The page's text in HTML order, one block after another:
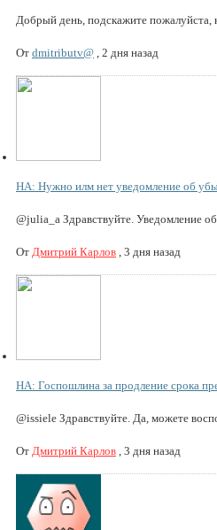
Добрый день, подскажите пожалуйста,
От dmitributv@ 2 дня назад
НА: Нужно илм нет уведомление об
@julia_a Здравствуйте. Уведомление об
От Дмитрий Карлов 3 дня назад
НА: Госпошлина за продление срока
@issiele Здравствуйте. Да, можете
От Дмитрий Карлов 3 дня назад